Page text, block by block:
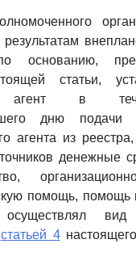
основанию,
статьи,
агент в
дню подачи
агента из
денежные
организационно-
помощь,
вид
статьей 4